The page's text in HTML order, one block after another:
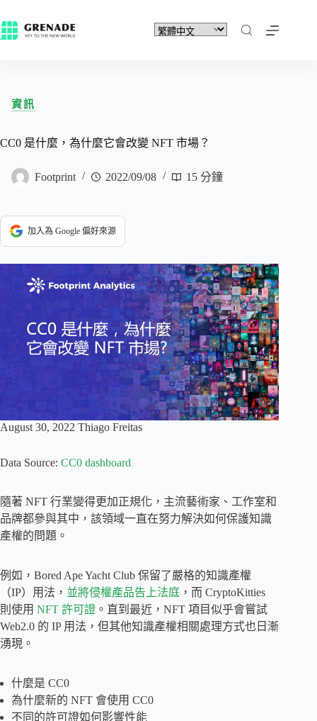
資訊
CC0 是什麼，為什麼它會改變 NFT 市場？
Footprint 2022/09/08 15 分鐘
加入為 Google 偏好來源
August 30, 2022 Thiago Freitas
Data Source: CC0 dashboard
隨著 NFT 行業變得更加正規化，主流藝術家、工作室和
品牌都參與其中，該領域一直在努力解決如何保護知識
產權的問題。
例如，Bored Ape Yacht Club 保留了嚴格的知識產權
（IP）用法， 並將侵權產品告上法庭 ，而 CryptoKitties
則使用 NFT 許可證 。直到最近，NFT 項目似乎會嘗試
Web2.0 的 IP 用法，但其他知識產權相關處理方式也日漸
湧現。
什麼是 CC0
為什麼新的 NFT 會使用 CC0
不同的許可證如何影響性能